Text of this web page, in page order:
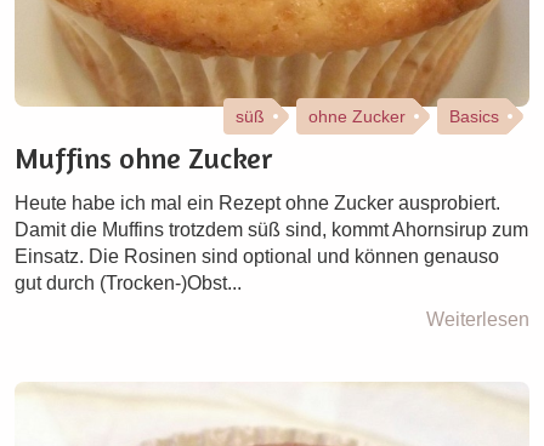
süß ohne Zucker Basics
Muffins ohne Zucker
Heute habe ich mal ein Rezept ohne Zucker ausprobiert.
Damit die Muffins trotzdem süß sind, kommt Ahornsirup zum
Einsatz. Die Rosinen sind optional und können genauso
gut durch (Trocken-)Obst...
Weiterlesen